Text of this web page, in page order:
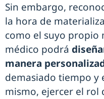
Sin embargo,
la hora de
como el suyo propio
médico podrá
manera
demasiado tiempo y
mismo, ejercer el rol